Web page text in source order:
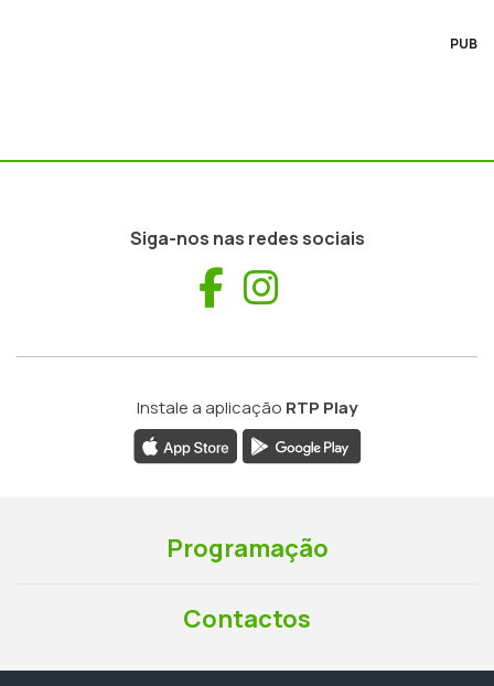
PUB
Siga-nos nas redes sociais
Facebook
Instale a aplicação RTP Play
Programação
Contactos